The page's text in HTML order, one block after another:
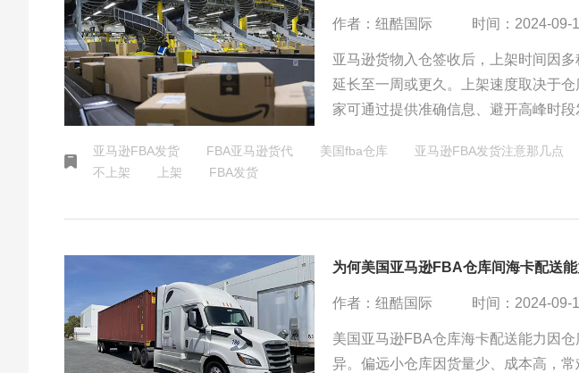
作者：纽酷国际 时间：2024-09-
亚马逊货物入仓签收后，上架时间因
延长至一周或更久。上架速度取决于
家可通过提供准确信息、避开高峰时
亚马逊FBA发货 FBA亚马逊货代 美国fba仓库 亚马逊FBA发货注意那几点
不上架
上架 FBA发货
为何美国亚马逊FBA仓库间海卡配送
作者：纽酷国际 时间：2024-09-
美国亚马逊FBA仓库海卡配送能力因
异。偏远小仓库因货量少、成本高，